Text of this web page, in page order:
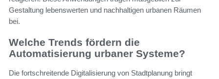
Gestaltung lebenswerten und nachhaltigen urbanen Räumen
bei.
Welche Trends fördern die
Automatisierung urbaner Systeme?
Die fortschreitende Digitalisierung von Stadtplanung bringt